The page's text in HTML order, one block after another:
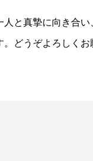
と真摯に向き合
どうぞよろしくお